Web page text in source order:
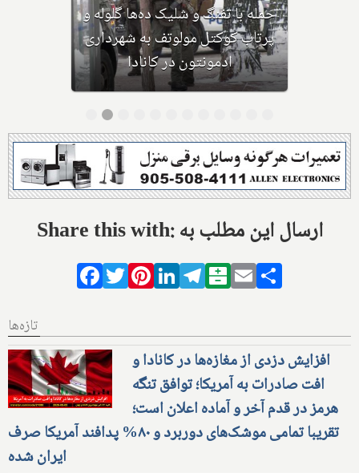
بهداشت کانادا: این داروی کودکان،
ماست و چیا، را مصرف نکنید و این
تشک نیز احتمال خفگی دارد
Share this with: ارسال این مطلب به
Facebook
TwitterPinterestLinkedIn
Telegram
Balatarin
Email
تازه‌ها
افزایش دزدی از مغازه‌ها در کانادا و
افت صادرات به آمریکا؛ توافق تنگه
هرمز در قدم آخر و آماده اعلان است؛
تقریبا تمامی موشک‌های دوربرد و ۸۰% پدافند آمریکا صرف
ایران شده